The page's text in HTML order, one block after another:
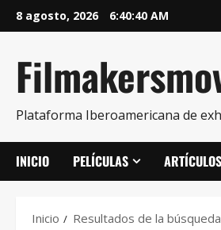
8 agosto, 2026 6:40:41 AM
Plataforma Iberoamericana de
INICIO PELÍCULAS ARTÍCULOS
Inicio Resultados de la